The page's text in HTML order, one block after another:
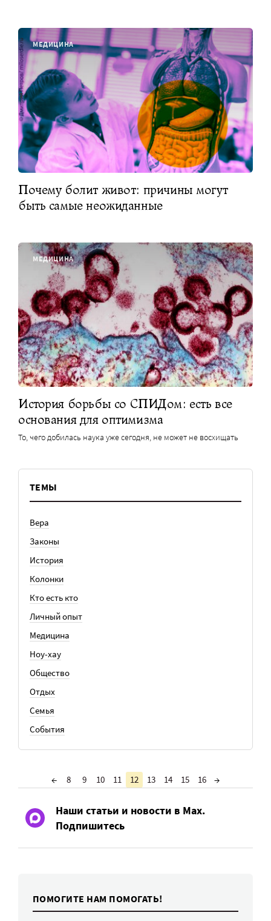
МЕДИЦИНА
Почему болит живот: причины могут
быть самые неожиданные
МЕДИЦИНА
История борьбы со СПИДом: есть все
основания для оптимизма
То, чего добилась наука уже сегодня, не может не восхищать
ТЕМЫ
Вера
Законы
История
Колонки
Кто есть кто
Личный опыт
Медицина
Ноу-хау
Общество
Отдых
Семья
События
← 8 9 10 11 12 13 14 15 16 →
Наши статьи и новости в Max.
Подпишитесь
ПОМОГИТЕ НАМ ПОМОГАТЬ!